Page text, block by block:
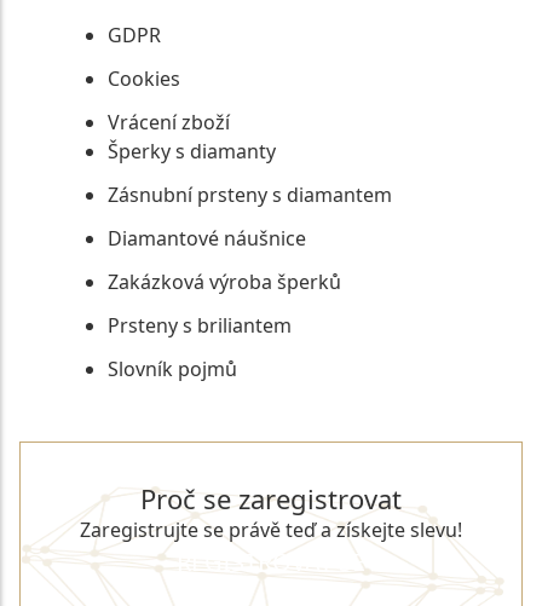
GDPR
Cookies
Vrácení zboží
Šperky s diamanty
Zásnubní prsteny s diamantem
Diamantové náušnice
Zakázková výroba šperků
Prsteny s briliantem
Slovník pojmů
Proč se zaregistrovat
Zaregistrujte se právě teď a získejte slevu!
REGISTROVAT SE